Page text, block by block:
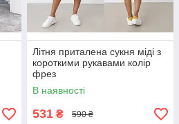
Літня приталена сукня міді з
короткими рукавами колір
фрез
В наявності
531 ₴ 590 ₴